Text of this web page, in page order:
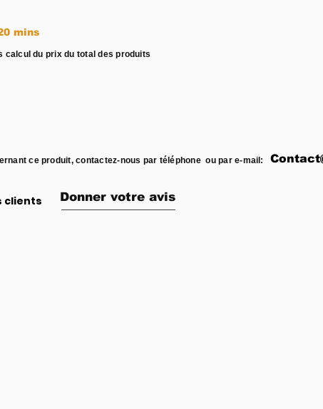
entre 15 - 20 mins
calcul du prix du total des produits
ce produit, contactez-nous par téléphone ou par e-mail:
clients Donner votre avis